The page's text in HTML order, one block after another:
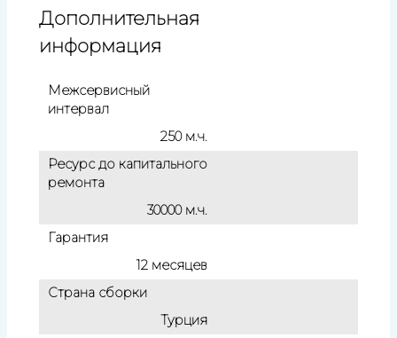
Дополнительная
информация
Межсервисный
интервал
250 м.ч.
Ресурс до капитального
ремонта
30000 м.ч.
Гарантия
12 месяцев
Страна сборки
Турция